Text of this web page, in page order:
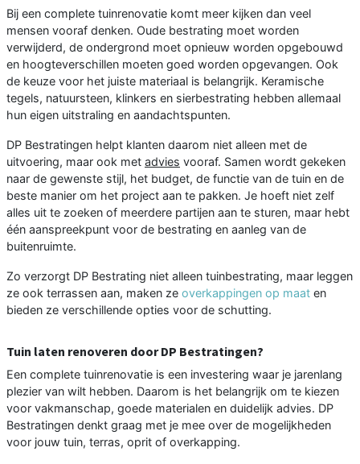
Bij een complete tuinrenovatie komt meer kijken dan veel
mensen vooraf denken. Oude bestrating moet worden
verwijderd, de ondergrond moet opnieuw worden opgebouwd
en hoogteverschillen moeten goed worden opgevangen. Ook
de keuze voor het juiste materiaal is belangrijk. Keramische
tegels, natuursteen, klinkers en sierbestrating hebben allemaal
hun eigen uitstraling en aandachtspunten.
DP Bestratingen helpt klanten daarom niet alleen met de
uitvoering, maar ook met advies vooraf. Samen wordt gekeken
naar de gewenste stijl, het budget, de functie van de tuin en de
beste manier om het project aan te pakken. Je hoeft niet zelf
alles uit te zoeken of meerdere partijen aan te sturen, maar hebt
één aanspreekpunt voor de bestrating en aanleg van de
buitenruimte.
Zo verzorgt DP Bestrating niet alleen tuinbestrating, maar leggen
ze ook terrassen aan, maken ze overkappingen op maat en
bieden ze verschillende opties voor de schutting.
Tuin laten renoveren door DP Bestratingen?
Een complete tuinrenovatie is een investering waar je jarenlang
plezier van wilt hebben. Daarom is het belangrijk om te kiezen
voor vakmanschap, goede materialen en duidelijk advies. DP
Bestratingen denkt graag met je mee over de mogelijkheden
voor jouw tuin, terras, oprit of overkapping.